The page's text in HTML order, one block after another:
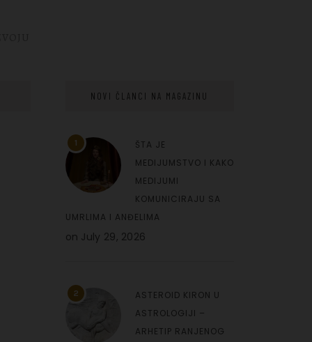
NOVI ČLANCI NA MAGAZINU
1
ŠTA JE
MEDIJUMSTVO I KAKO
MEDIJUMI
KOMUNICIRAJU SA
UMRLIMA I ANĐELIMA
on July 29, 2026
2
ASTEROID KIRON U
ASTROLOGIJI –
ARHETIP RANJENOG